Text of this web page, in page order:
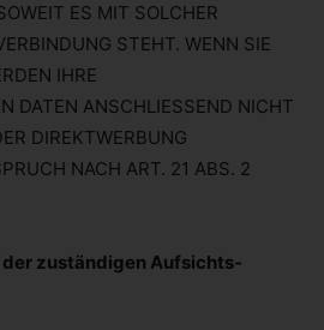
ES MIT SOLCHER
STEHT. WENN SIE
IHRE
DATEN ANSCHLIESSEND NICHT
DIREKTWERBUNG
NACH ART. 21 ABS. 2
zuständigen Aufsichts­